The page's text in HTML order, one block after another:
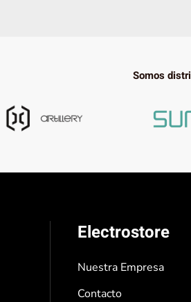
Somos
Electrostore
Nuestra Empresa
Contacto